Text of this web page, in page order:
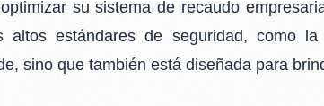
su sistema de recaudo
altos estándares de seguridad, como
sino que también está diseñada para